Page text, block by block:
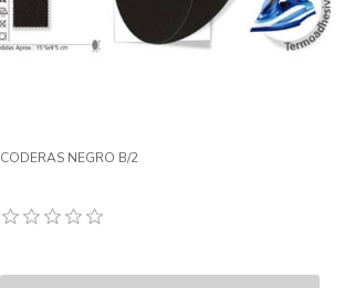
CODERAS NEGRO B/2